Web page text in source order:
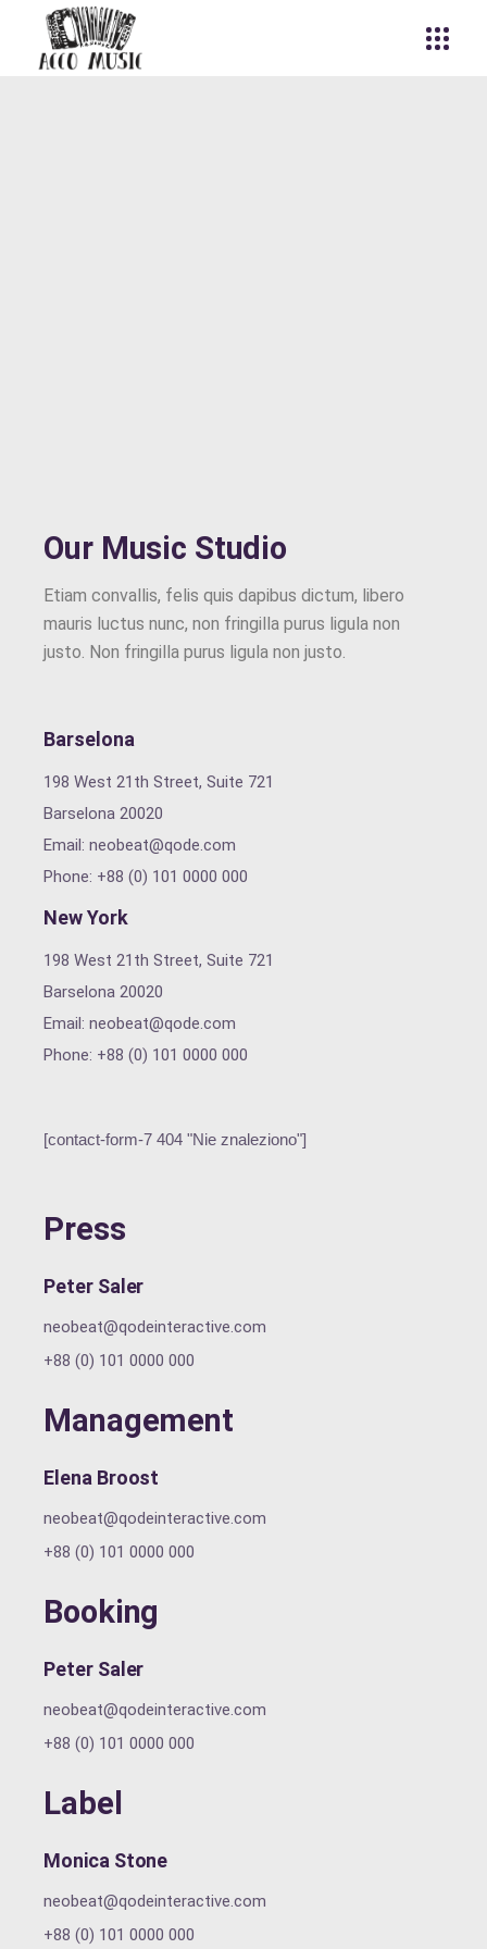
Our Music Studio
Etiam convallis, felis quis dapibus dictum, libero
mauris luctus nunc, non fringilla purus ligula non
justo. Non fringilla purus ligula non justo.
Barselona
198 West 21th Street, Suite 721
Barselona 20020
Email:neobeat@qode.com
Phone: +88 (0) 101 0000 000
New York
198 West 21th Street, Suite 721
Barselona 20020
Email:neobeat@qode.com
Phone: +88 (0) 101 0000 000
[contact-form-7 404 "Nie znaleziono"]
Press
Peter Saler
neobeat@qodeinteractive.com
+88 (0) 101 0000 000
Management
Elena Broost
neobeat@qodeinteractive.com
+88 (0) 101 0000 000
Booking
Peter Saler
neobeat@qodeinteractive.com
+88 (0) 101 0000 000
Label
Monica Stone
neobeat@qodeinteractive.com
+88 (0) 101 0000 000